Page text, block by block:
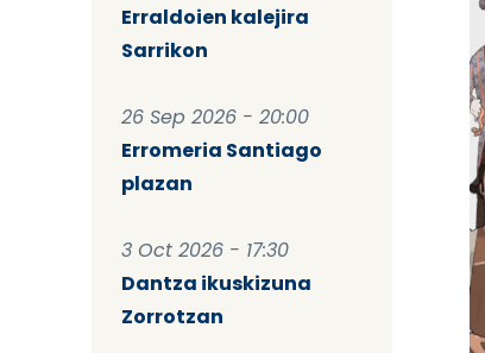
Erraldoien kalejira
Sarrikon
26 Sep 2026 - 20:00
Erromeria Santiago
plazan
3 Oct 2026 - 17:30
Dantza ikuskizuna
Zorrotzan